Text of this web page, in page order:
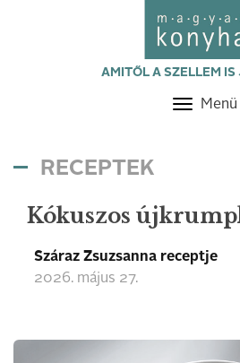
AMITŐL A SZELLEM
Toggle
Menü
RECEPTEK
Kókuszos
Száraz Zsuzsanna receptje
2026. május 27.